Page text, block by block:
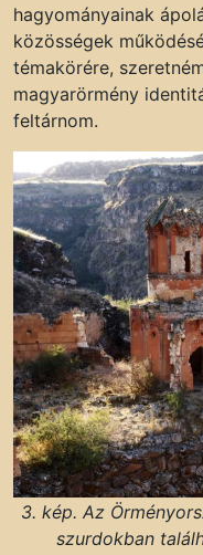
hagyományainak
közösségek
témakörére,
magyarörmény
feltárnom.
3. kép. Az
szurdokban